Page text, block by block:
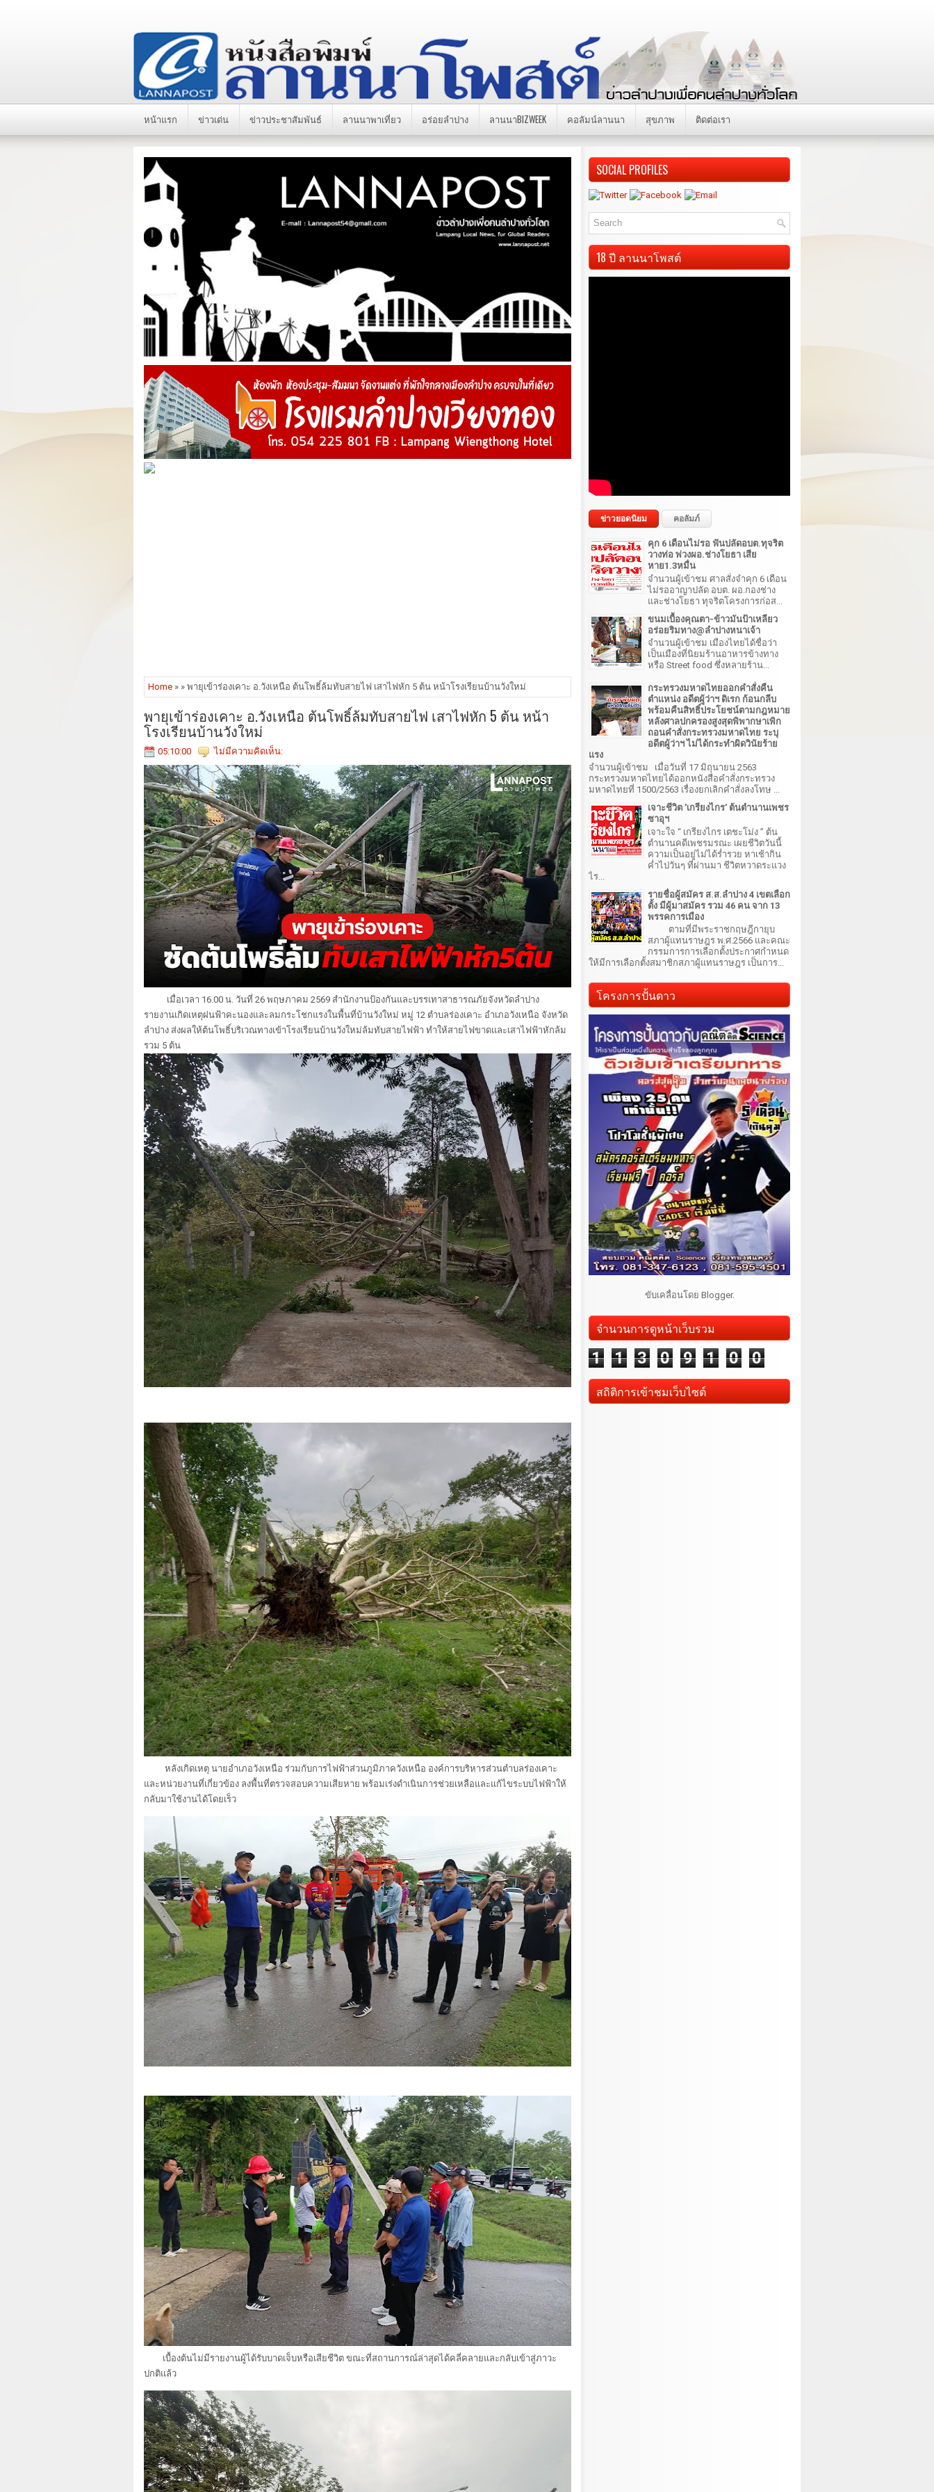
หน้าแรก ข่าวเด่น ข่าวประชาสัมพันธ์ ลานนาพาเที่ยว อร่อยลำปาง ลานนาBIZWEEK คอลัมน์ลานนา สุขภาพ ติดต่อเรา
Home » » พายุเข้าร่องเคาะ อ.วังเหนือ ต้นโพธิ์ล้มทับสายไฟ เสาไฟหัก 5 ต้น หน้าโรงเรียนบ้านวังใหม่
พายุเข้าร่องเคาะ อ.วังเหนือ ต้นโพธิ์ล้มทับสายไฟ เสาไฟหัก 5 ต้น หน้า
โรงเรียนบ้านวังใหม่
05:10:00 ไม่มีความคิดเห็น:
เมื่อเวลา 16.00 น. วันที่ 26 พฤษภาคม 2569 สำนักงานป้องกันและบรรเทาสาธารณภัยจังหวัดลำปาง
รายงานเกิดเหตุฝนฟ้าคะนองและลมกระโชกแรงในพื้นที่บ้านวังใหม่ หมู่ 12 ตำบลร่องเคาะ อำเภอวังเหนือ จังหวัด
ลำปาง ส่งผลให้ต้นโพธิ์บริเวณทางเข้าโรงเรียนบ้านวังใหม่ล้มทับสายไฟฟ้า ทำให้สายไฟขาดและเสาไฟฟ้าหักล้ม
รวม 5 ต้น
หลังเกิดเหตุ นายอำเภอวังเหนือ ร่วมกับการไฟฟ้าส่วนภูมิภาควังเหนือ องค์การบริหารส่วนตำบลร่องเคาะ
และหน่วยงานที่เกี่ยวข้อง ลงพื้นที่ตรวจสอบความเสียหาย พร้อมเร่งดำเนินการช่วยเหลือและแก้ไขระบบไฟฟ้าให้
กลับมาใช้งานได้โดยเร็ว
เบื้องต้นไม่มีรายงานผู้ได้รับบาดเจ็บหรือเสียชีวิต ขณะที่สถานการณ์ล่าสุดได้คลี่คลายและกลับเข้าสู่ภาวะ
ปกติแล้ว
SOCIAL PROFILES
18 ปี ลานนาโพสต์
ข่าวยอดนิยม คอลัมภ์
คุก 6 เดือนไม่รอ ฟันปลัดอบต.ทุจริต
วางท่อ พ่วงผอ.ช่างโยธา เสีย
หาย1.3หมื่น
จำนวนผู้เข้าชม ศาลสั่งจำคุก 6 เดือน
ไม่รออาญาปลัด อบต. ผอ.กองช่าง
และช่างโยธา ทุจริตโครงการก่อส...
ขนมเบื้องคุณตา-ข้าวมันป้าเหลียว
อร่อยริมทาง@ลำปางหนาเจ้า
จำนวนผู้เข้าชม เมืองไทยได้ชื่อว่า
เป็นเมืองที่นิยมร้านอาหารข้างทาง
หรือ Street food ซึ่งหลายร้าน...
กระทรวงมหาดไทยออกคำสั่งคืน
ตำแหน่ง อดีตผู้ว่าฯ ดิเรก ก้อนกลีบ
พร้อมคืนสิทธิ์ประโยชน์ตามกฎหมาย
หลังศาลปกครองสูงสุดพิพากษาเพิก
ถอนคำสั่งกระทรวงมหาดไทย ระบุ
อดีตผู้ว่าฯ ไม่ได้กระทำผิดวินัยร้าย
แรง
จำนวนผู้เข้าชม เมื่อวันที่ 17 มิถุนายน 2563
กระทรวงมหาดไทยได้ออกหนังสือคำสั่งกระทรวง
มหาดไทยที่ 1500/2563 เรื่องยกเลิกคำสั่งลงโทษ ...
เจาะชีวิต 'เกรียงไกร' ต้นตำนานเพชร
ซาอุฯ
เจาะใจ “ เกรียงไกร เตชะโม่ง ” ต้น
ตำนานคดีเพชรมรณะ เผยชีวิตวันนี้
ความเป็นอยู่ไม่ได้ร่ำรวย หาเช้ากิน
ค่ำไปวันๆ ที่ผ่านมา ชีวิตหวาดระแวง
ไร...
รายชื่อผู้สมัคร ส.ส.ลำปาง 4 เขตเลือก
ตั้ง มีผู้มาสมัคร รวม 46 คน จาก 13
พรรคการเมือง
ตามที่มีพระราชกฤษฎีกายุบ
สภาผู้แทนราษฎร พ.ศ.2566 และคณะ
กรรมการการเลือกตั้งประกาศกำหนด
ให้มีการเลือกตั้งสมาชิกสภาผู้แทนราษฎร เป็นการ...
โครงการปั้นดาว
ขับเคลื่อนโดย Blogger.
จำนวนการดูหน้าเว็บรวม
1 1 3 0 9 1 0 0
สถิติการเข้าชมเว็บไซต์